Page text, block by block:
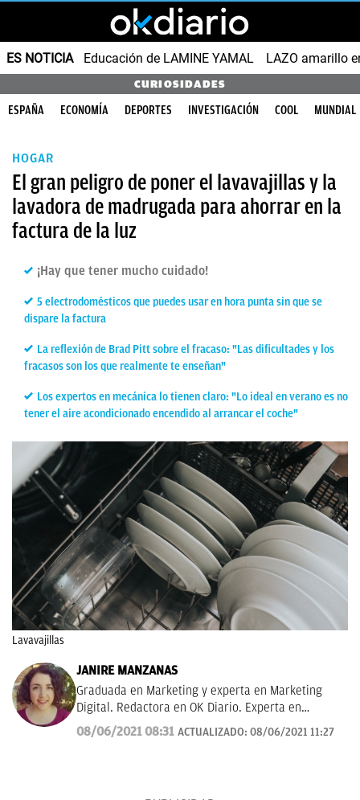
ES NOTICIA Educación de LAMINE YAMAL LAZO amarillo
CURIOSIDADES
ESPAÑA ECONOMÍA DEPORTES INVESTIGACIÓN COOL MUNDIAL
HOGAR
El gran peligro de poner el lavavajillas y la
lavadora de madrugada para ahorrar en la
factura de la luz
¡Hay que tener mucho cuidado!
5 electrodomésticos que puedes usar en hora punta sin que se
dispare la factura
La reflexión de Brad Pitt sobre el fracaso: "Las dificultades y los
fracasos son los que realmente te enseñan"
Los expertos en mecánica lo tienen claro: "Lo ideal en verano es no
tener el aire acondicionado encendido al arrancar el coche"
Lavavajillas
JANIRE MANZANAS
Graduada en Marketing y experta en Marketing
Digital. Redactora en OK Diario. Experta en
curiosidades, mascotas, consumo y Lotería de
Navidad.
08/06/2021 08:31 ACTUALIZADO: 08/06/2021 11:27